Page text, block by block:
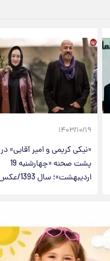
۱۴۰۳/۱۰/۱۹
«نیکی کریمی و امیر آقایی» در
پشت صحنه «چهارشنبه 19
اردیبهشت»؛ سال 1393/عکس